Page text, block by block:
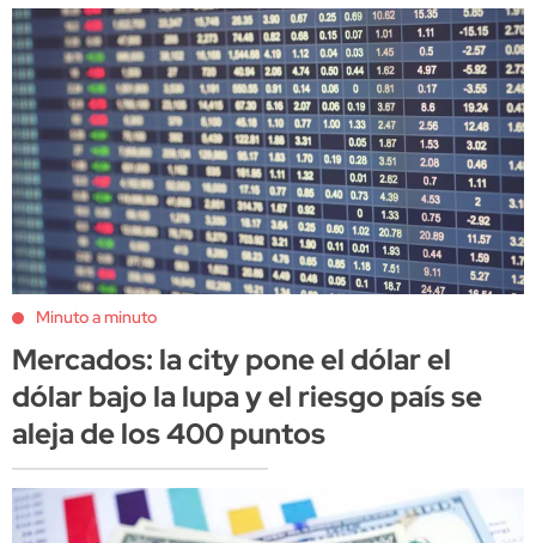
Minuto a minuto
Mercados: la city pone el dólar el
dólar bajo la lupa y el riesgo país se
aleja de los 400 puntos